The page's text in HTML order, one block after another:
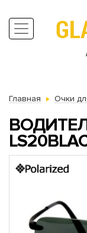
Главная Очки